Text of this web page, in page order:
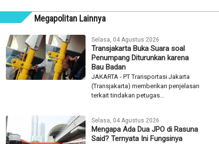
Megapolitan Lainnya
Selasa, 04 Agustus 2026
Transjakarta Buka Suara soal
Penumpang Diturunkan karena
Bau Badan
JAKARTA - PT Transportasi Jakarta
(Transjakarta) memberikan penjelasan
terkait tindakan petugas...
Selasa, 04 Agustus 2026
Mengapa Ada Dua JPO di Rasuna
Said? Ternyata Ini Fungsinya